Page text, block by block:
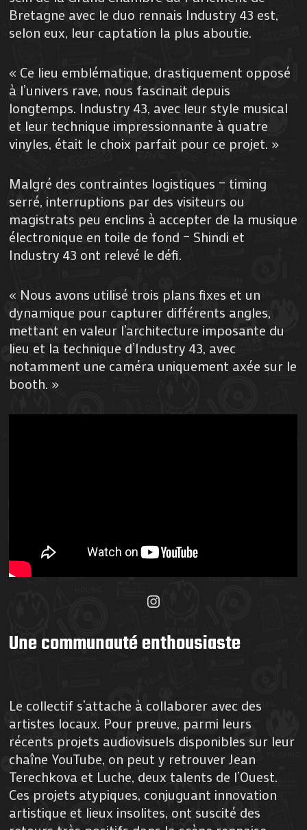
Bretagne avec le duo rennais Industry 43 est,
selon eux, leur captation la plus aboutie.
« Ce lieu emblématique, drastiquement opposé
à l’univers rave, nous fascinait depuis
longtemps. Industry 43, avec leur style musical
et leur technique impressionnante à quatre
vinyles, était le choix parfait pour ce projet. »
Malgré des contraintes logistiques – timing
serré, interruptions par des visiteurs ou
magistrats peu enclins à accepter de la musique
électronique en toile de fond – Shindi et
Industry 43 ont relevé le défi.
« Nous avons utilisé trois plans fixes et un
dynamique pour capturer différents angles,
mettant en valeur l’architecture imposante du
lieu et la technique d’Industry 43, avec
notamment une caméra uniquement axée sur le
booth. »
Instagram
Une communauté enthousiaste
Le collectif s’attache à collaborer avec des
artistes locaux. Pour preuve, parmi leurs
récents projets audiovisuels disponibles sur leur
chaîne YouTube, on peut y retrouver Jean
Terechkova et Luche, deux talents de l’Ouest.
Ces projets atypiques, conjuguant innovation
artistique et lieux insolites, ont suscité des